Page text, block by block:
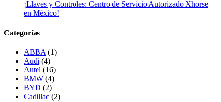
¡Llaves y Controles: Centro de Servicio Autorizado Xhorse
en México!
Categorías
ABBA (1)
Audi (4)
Autel (16)
BMW (4)
BYD (2)
Cadillac (2)